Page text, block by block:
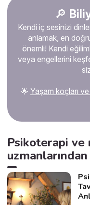
🔎
Kendi iç sesinizi
anlamak, en
önemli! Kendi
veya engellerini
🌟 Yaşam koçları
Psikoterapi ve